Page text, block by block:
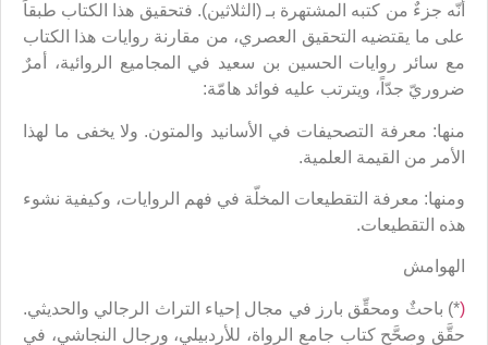
أنّه جزءٌ من كتبه المشتهرة بـ (الثلاثين). فتحقيق هذا الكتاب طبقاً
على ما يقتضيه التحقيق العصري، من مقارنة روايات هذا الكتاب
مع سائر روايات الحسين بن سعيد في المجاميع الروائية، أمرٌ
ضروريّ جدّاً، ويترتب عليه فوائد هامّة:
منها: معرفة التصحيفات في الأسانيد والمتون. ولا يخفى ما لهذا
الأمر من القيمة العلمية.
ومنها: معرفة التقطيعات المخلّة في فهم الروايات، وكيفية نشوء
هذه التقطيعات.
الهوامش
(*) باحثٌ ومحقِّق بارز في مجال إحياء التراث الرجالي والحديثي.
حقَّق وصحَّح كتاب جامع الرواة، للأردبيلي، ورجال النجاشي، في